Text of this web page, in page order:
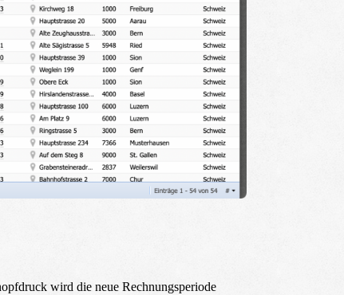
wird die neue Rechnungsperiode